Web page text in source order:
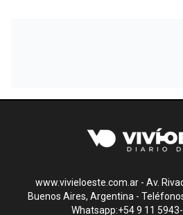
www.vivieloeste.com.ar - Av.
Buenos Aires, Argentina -
Whatsapp:+54 9 11